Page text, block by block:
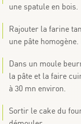
une spatule en bois.
Rajouter la farine
une pâte
Dans un moule
la pâte et la faire
à 30 mn environ.
Sortir le cake du